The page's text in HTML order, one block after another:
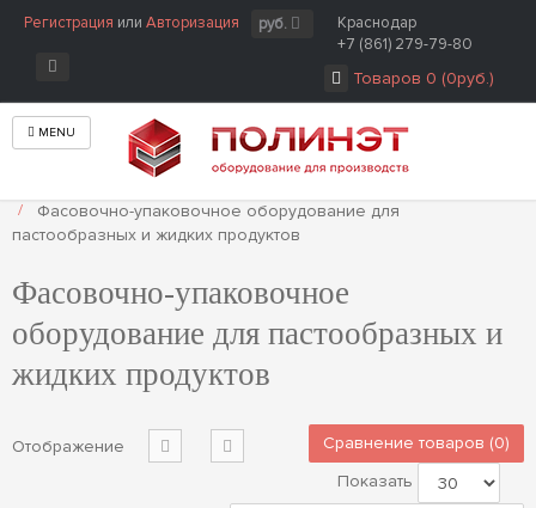
Регистрация или Авторизация руб.
Краснодар
+7 (861) 279-79-80
Товаров 0 (0руб.)
MENU
Фасовочно-упаковочное оборудование для
пастообразных и жидких продуктов
Фасовочно-упаковочное
оборудование для пастообразных и
жидких продуктов
Отображение
Сравнение товаров (0)
Показать